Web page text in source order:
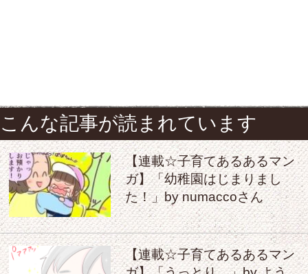
こんな記事が読まれています
【連載☆子育てあるあるマン
ガ】「幼稚園はじまりまし
た！」by numaccoさん
【連載☆子育てあるあるマン